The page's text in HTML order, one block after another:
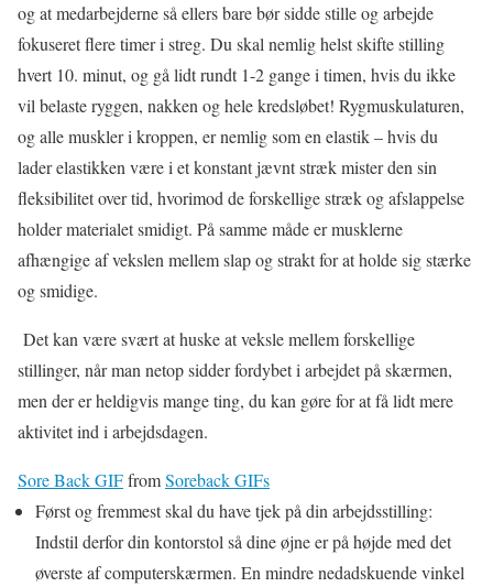
og at medarbejderne så ellers bare bør sidde stille og arbejde
fokuseret flere timer i streg. Du skal nemlig helst skifte stilling
hvert 10. minut, og gå lidt rundt 1-2 gange i timen, hvis du ikke
vil belaste ryggen, nakken og hele kredsløbet! Rygmuskulaturen,
og alle muskler i kroppen, er nemlig som en elastik – hvis du
lader elastikken være i et konstant jævnt stræk mister den sin
fleksibilitet over tid, hvorimod de forskellige stræk og afslappelse
holder materialet smidigt. På samme måde er musklerne
afhængige af vekslen mellem slap og strakt for at holde sig stærke
og smidige.
Det kan være svært at huske at veksle mellem forskellige
stillinger, når man netop sidder fordybet i arbejdet på skærmen,
men der er heldigvis mange ting, du kan gøre for at få lidt mere
aktivitet ind i arbejdsdagen.
Sore Back GIFfromSoreback GIFs
Først og fremmest skal du have tjek på din arbejdsstilling:
Indstil derfor din kontorstol så dine øjne er på højde med det
øverste af computerskærmen. En mindre nedadskuende vinkel